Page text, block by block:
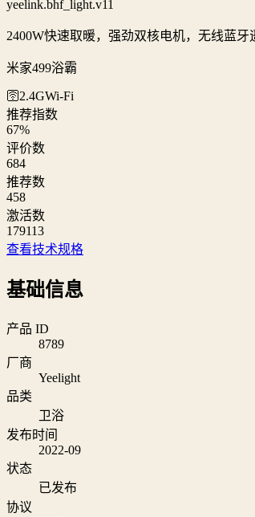
yeelink.bhf_light.v11
2400W快速取暖，强劲双核电机，无线蓝
米家499浴霸
🛜2.4GWi‑Fi
推荐指数
67%
评价数
684
推荐数
458
激活数
179113
查看技术规格
基础信息
产品 ID
8789
厂商
Yeelight
品类
卫浴
发布时间
2022-09
状态
已发布
协议